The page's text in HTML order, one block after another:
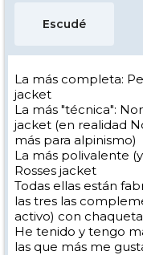
Escudé
La más completa:
jacket
La más "técnica":
jacket (en realidad
más para alpinismo)
La más polivalente
Rosses jacket
Todas ellas están
las tres las
activo) con
He tenido y tengo
las que más me